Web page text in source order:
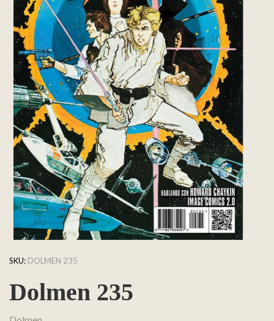
SKU: DOLMEN 235
Dolmen 235